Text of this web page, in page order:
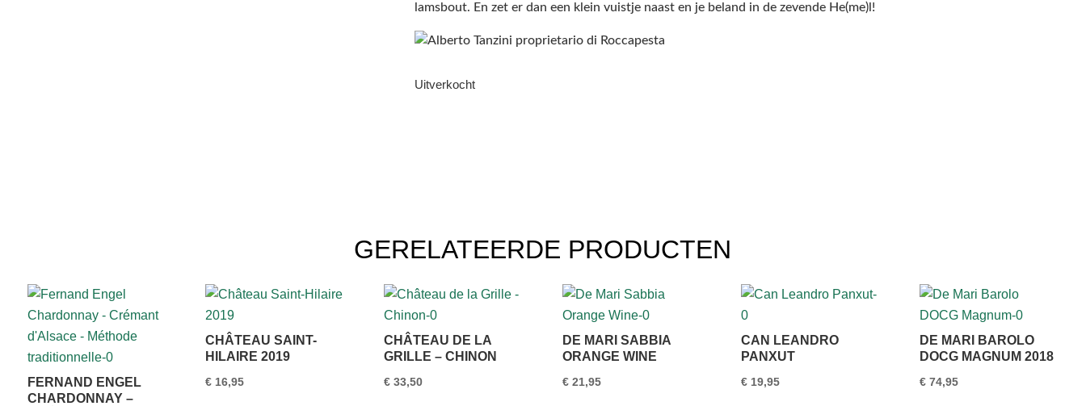
lamsbout. En zet er dan een klein vuistje naast en je beland in de zevende He(me)l!
Uitverkocht
GERELATEERDE PRODUCTEN
FERNAND ENGEL
CHARDONNAY –
CHÂTEAU SAINT-
HILAIRE 2019
€ 16,95
CHÂTEAU DE LA
GRILLE – CHINON
€ 33,50
DE MARI SABBIA
ORANGE WINE
€ 21,95
CAN LEANDRO
PANXUT
€ 19,95
DE MARI BAROLO
DOCG MAGNUM 2018
€74,95